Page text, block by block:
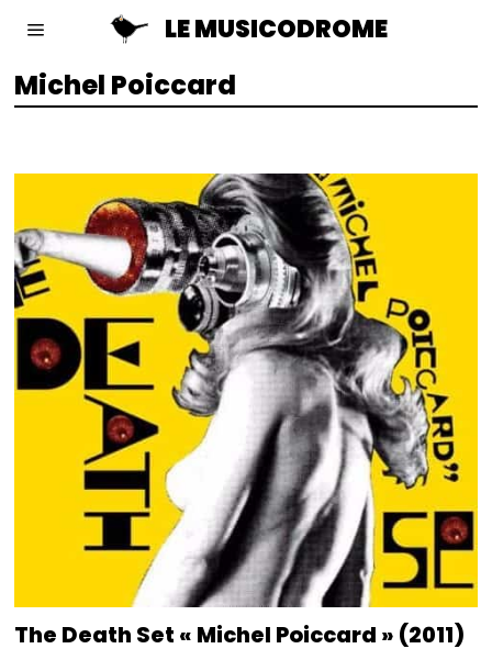
LE MUSICODROME
Michel Poiccard
The Death Set « Michel Poiccard » (2011)